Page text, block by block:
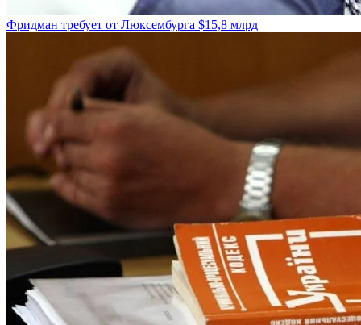
Фридман требует от Люксембурга $15,8 млрд